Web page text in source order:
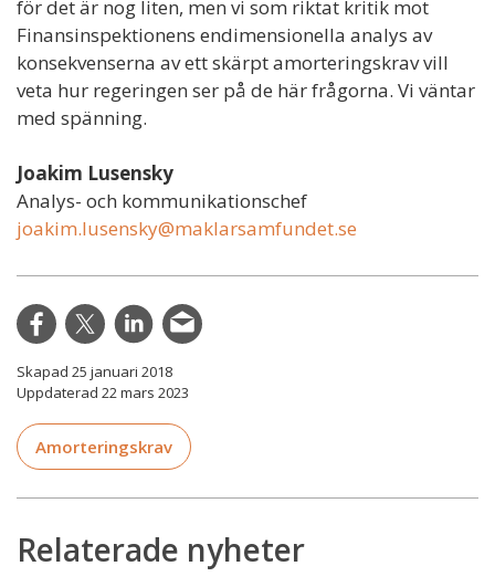
för det är nog liten, men vi som riktat kritik mot
Finansinspektionens endimensionella analys av
konsekvenserna av ett skärpt amorteringskrav vill
veta hur regeringen ser på de här frågorna. Vi väntar
med spänning.
Joakim Lusensky
Analys- och kommunikationschef
joakim.lusensky@maklarsamfundet.se
Skapad 25 januari 2018
Uppdaterad 22 mars 2023
Amorteringskrav
Relaterade nyheter